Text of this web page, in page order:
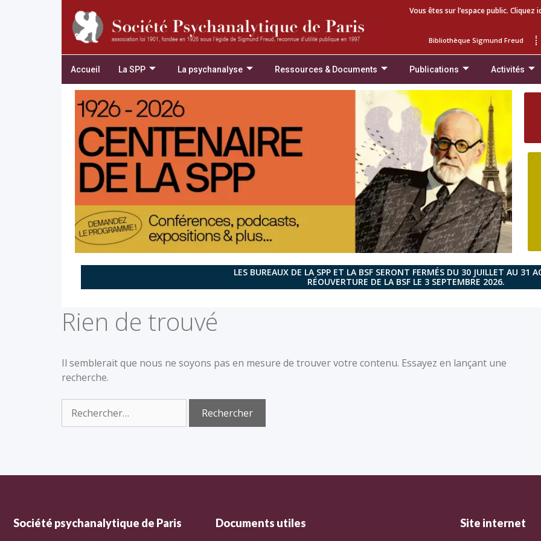
Vous êtes sur l’espace public.
Bibliothèque Sigmund Freud
Accueil La SPP La psychanalyse Ressources & Documents Publications Activités
LES BUREAUX DE LA SPP ET LA BSF SERONT FERMÉS DU 30 JUILLET AU 31
RÉOUVERTURE DE LA BSF LE 3 SEPTEMBRE 2026.
Rien de trouvé
Il semblerait que nous ne soyons pas en mesure de trouver votre contenu. Essayez en lançant une
recherche.
Société psychanalytique de Paris Documents utiles Site internet